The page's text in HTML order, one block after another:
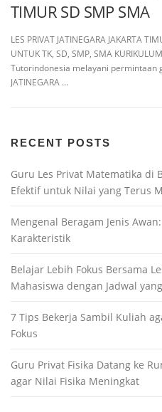
TIMUR SD SMP SMA
LES PRIVAT JATINEGARA JAKARTA
UNTUK TK, SD, SMP, SMA
Tutorindonesia melayani permintaan
JATINEGARA …
RECENT POSTS
Guru Les Privat Matematika di
Efektif untuk Nilai yang Terus
Mengenal Beragam Jenis
Karakteristik
Belajar Lebih Fokus Bersama
Mahasiswa dengan Jadwal
7 Tips Bekerja Sambil Kuliah
Fokus
Guru Privat Fisika Datang ke
agar Nilai Fisika Meningkat